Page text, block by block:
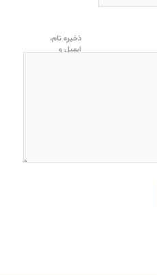
ذخیره نام،
ایمیل و